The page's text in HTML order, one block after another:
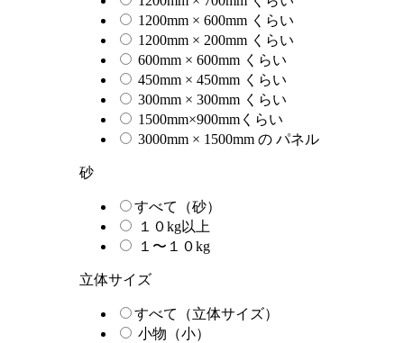
1200mm × 600mm くらい
1200mm × 200mm くらい
600mm × 600mm くらい
450mm × 450mm くらい
300mm × 300mm くらい
1500mm×900mmくらい
3000mm × 1500mm の パネル
砂
すべて（砂）
１０kg以上
１〜１０kg
立体サイズ
すべて（立体サイズ）
小物（小）